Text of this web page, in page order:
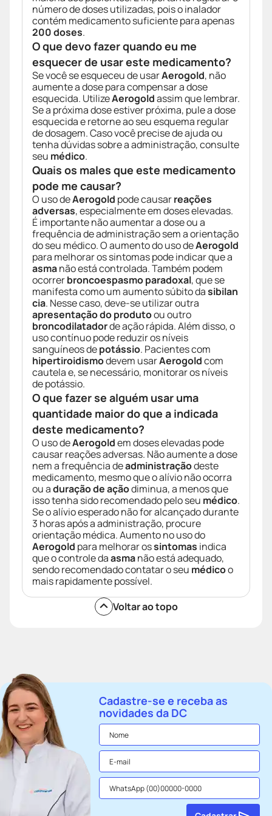
número de doses utilizadas, pois o inalador
contém medicamento suficiente para apenas
200 doses.
O que devo fazer quando eu me
esquecer de usar este medicamento?
Se você se esqueceu de usarAerogold, não
aumente a dose para compensar a dose
esquecida. UtilizeAerogoldassim que lembrar.
Se a próxima dose estiver próxima, pule a dose
esquecida e retorne ao seu esquema regular
de dosagem. Caso você precise de ajuda ou
tenha dúvidas sobre a administração, consulte
seu médico.
Quais os males que este medicamento
pode me causar?
O uso deAerogold pode causarreações
adversas, especialmente em doses elevadas.
É importante não aumentar a dose ou a
frequência de administração sem a orientação
do seu médico. O aumento do uso deAerogold
para melhorar os sintomas pode indicar que a
asmanão está controlada. Também podem
ocorrerbroncoespasmo paradoxal, que se
manifesta como um aumento súbito dasibilan
cia. Nesse caso, deve-se utilizar outra
apresentação do produtoou outro
broncodilatadorde ação rápida. Além disso, o
uso contínuo pode reduzir os níveis
sanguíneos depotássio. Pacientes com
hipertiroidismodevem usarAerogoldcom
cautela e, se necessário, monitorar os níveis
de potássio.
O que fazer se alguém usar uma
quantidade maior do que a indicada
deste medicamento?
O uso deAerogoldem doses elevadas pode
causar reações adversas. Não aumente a dose
nem a frequência deadministraçãodeste
medicamento, mesmo que o alívio não ocorra
ou aduração de açãodiminua, a menos que
isso tenha sido recomendado pelo seu médico.
Se o alívio esperado não for alcançado durante
3 horas após a administração, procure
orientação médica. Aumento no uso do
Aerogold para melhorar ossintomas indica
que o controle daasmanão está adequado,
sendo recomendado contatar o seu médicoo
mais rapidamente possível.
Voltar ao topo
Cadastre-se e receba as
novidades da DC